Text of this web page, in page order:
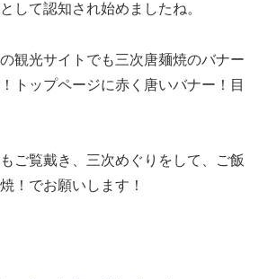
して認知され始めましたね。
観光サイトでも三次唐麺焼のバナー
トップページに赤く唐いバナー！目
ご覧戴き、三次めぐりをして、ご飯
！でお願いします！